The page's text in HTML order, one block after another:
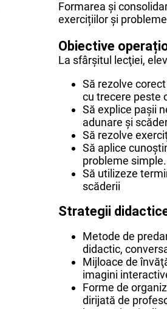
Formarea şi
exercițiilor şi
Obiective
La sfârşitul lecţiei,
Să rezolve
cu trecere peste
Să explice paşii
adunare şi
Să rezolve
Să aplice
probleme simple.
Să utilizeze
scăderii
Strategii
Metode de
didactic,
Mijloace de
imagini
Forme de
dirijată de